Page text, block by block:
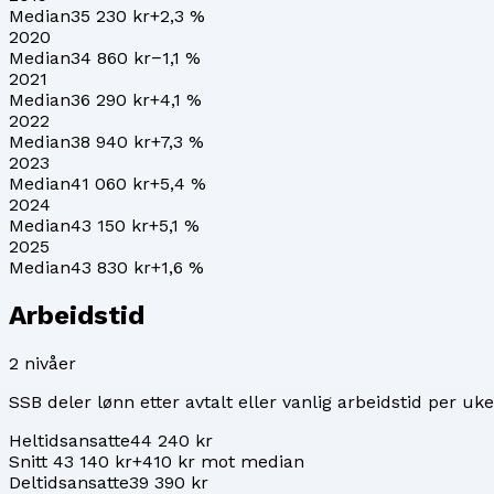
Median35 230 kr+2,3 %
2020
Median34 860 kr−1,1 %
2021
Median36 290 kr+4,1 %
2022
Median38 940 kr+7,3 %
2023
Median41 060 kr+5,4 %
2024
Median43 150 kr+5,1 %
2025
Median43 830 kr+1,6 %
Arbeidstid
2 nivåer
SSB deler lønn etter avtalt eller vanlig arbeidstid per
Heltidsansatte44 240 kr
Snitt 43 140 kr+410 kr mot median
Deltidsansatte39 390 kr